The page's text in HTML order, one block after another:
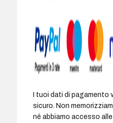
I tuoi dati di
sicuro. Non
né abbiamo accesso